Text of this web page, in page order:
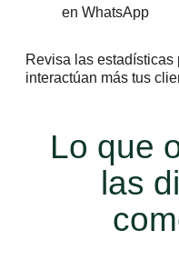
Revisa las
interactúan más tus
Lo que
las